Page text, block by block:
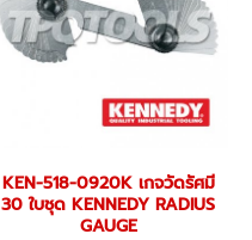
KEN-518-0920K เกจวัดรัศมี
30 ใบชุด KENNEDY RADIUS
GAUGE